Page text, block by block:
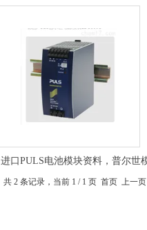
进口PULS电池模块资料，普尔世
共 2 条记录，当前 1 / 1 页 首页 上